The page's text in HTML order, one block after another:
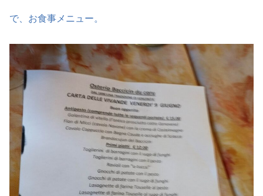
で、お食事メニュー。